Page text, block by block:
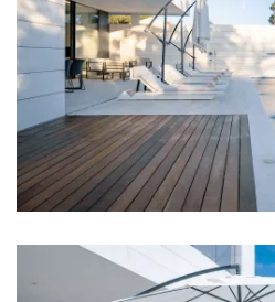
Posteljina
Kupaonice
Kupaonica 1: en suite,
Kupaonica 2: en suite,
Kupaonica 3: en suite,